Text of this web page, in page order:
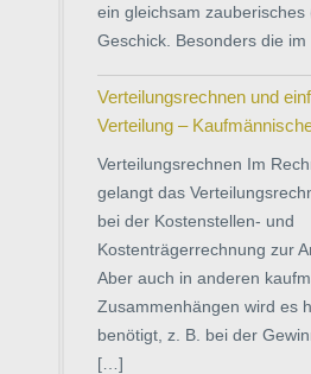
ein gleichsam zauberisches
Geschick. Besonders die
Verteilungsrechnen und
Verteilung –
Verteilungsrechnen Im
gelangt das
bei der Kostenstellen- und
Kostenträgerrechnung zur
Aber auch in anderen
Zusammenhängen wird es
benötigt, z. B. bei der
[…]